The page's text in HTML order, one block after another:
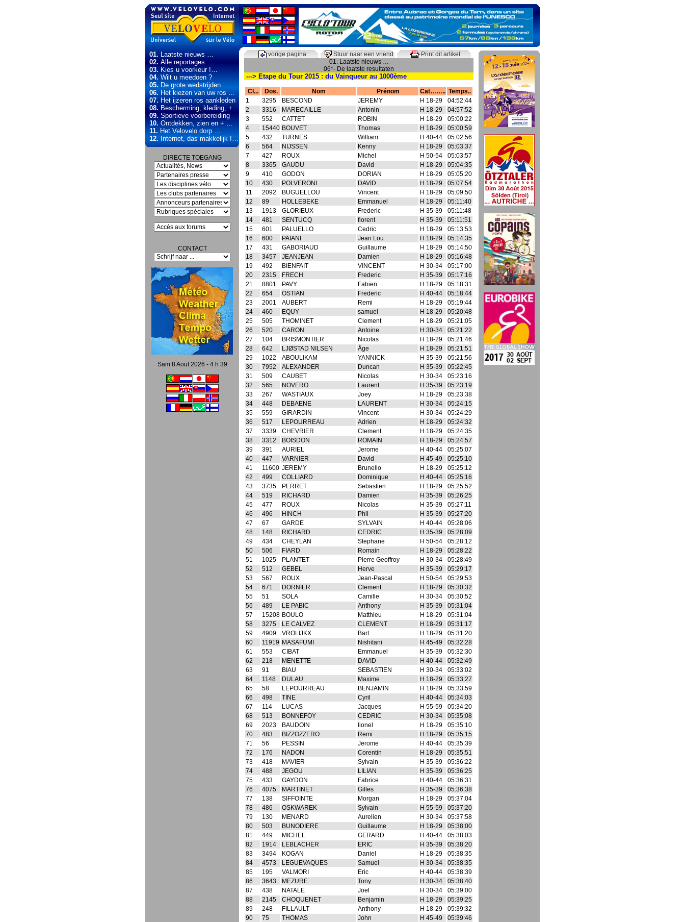
01.Laatste nieuws …
02.Alle reportages …
03.Kies u voorkeur !…
04.Wilt u meedoen ?
05.De grote wedstrijden …
06.Het kiezen van uw ros …
07.Het ijzeren ros aankleden
08.Bescherming, kleding, +
09.Sportieve voorbereiding
10.Ontdekken, zien en + …
11.Het Velovelo dorp …
12.Internet, das makkelijk !…
DIRECTE TOEGANG
CONTACT
Sam 8 Aout 2026 - 4 h 39
vorige pagina Stuur naar een vriend
Print dit artikel
01. Laatste nieuws …
06*- De laatste resultaten
---> Etape du Tour 2015 : du Vainqueur au 1000ème
Cl... Dos. Nom Prénom Cat…….. Temps..
1
3295 BESCOND JEREMY H 18-29
04:52:44
2
3316 MARECAILLE Antonin H 18-29
04:57:52
3
552 CATTET ROBIN H 18-29
05:00:22
4
15440 BOUVET Thomas H 18-29
05:00:59
5
432 TURNES William H 40-44
05:02:56
6
564 NIJSSEN Kenny H 18-29
05:03:37
7
427 ROUX Michel H 50-54
05:03:57
8
3365 GAUDU David H 18-29
05:04:35
9
410 GODON DORIAN H 18-29
05:05:20
10
430 POLVERONI DAVID H 18-29
05:07:54
11
2092 BUGUELLOU Vincent H 18-29
05:09:50
12
89 HOLLEBEKE Emmanuel H 18-29
05:11:40
13
1913 GLORIEUX Frederic H 35-39
05:11:48
14
481 SENTUCQ florent H 35-39
05:11:51
15
601 PALUELLO Cedric H 18-29
05:13:53
16
600 PAIANI Jean Lou H 18-29
05:14:35
17
431 GABORIAUD Guillaume H 18-29
05:14:50
18
3457 JEANJEAN Damien H 18-29
05:16:48
19
492 BIENFAIT VINCENT H 30-34
05:17:00
20
2315 FRECH Frederic H 35-39
05:17:16
21
8801 PAVY Fabien H 18-29
05:18:31
22
654 OSTIAN Frederic H 40-44
05:18:44
23
2001 AUBERT Remi H 18-29
05:19:44
24
460 EQUY samuel H 18-29
05:20:48
25
505 THOMINET Clement H 18-29
05:21:05
26
520 CARON Antoine H 30-34
05:21:22
27
104 BRISMONTIER Nicolas H 18-29
05:21:46
28
642 LJØSTAD NILSEN Åge H 18-29
05:21:51
29
1022 ABOULIKAM YANNICK H 35-39
05:21:56
30
7952 ALEXANDER Duncan H 35-39
05:22:45
31
509 CAUBET Nicolas H 30-34
05:23:16
32
565 NOVERO Laurent H 35-39
05:23:19
33
267 WASTIAUX Joey H 18-29
05:23:38
34
448 DEBAENE LAURENT H 30-34
05:24:15
35
559 GIRARDIN Vincent H 30-34
05:24:29
36
517 LEPOURREAU Adrien H 18-29
05:24:32
37
3339 CHEVRIER Clement H 18-29
05:24:35
38
3312 BOISDON ROMAIN H 18-29
05:24:57
39
391 AURIEL Jerome H 40-44
05:25:07
40
447 VARNIER David H 45-49
05:25:10
41
11600 JEREMY Brunello H 18-29
05:25:12
42
499 COLLIARD Dominique H 40-44
05:25:16
43
3735 PERRET Sebastien H 18-29
05:25:52
44
519 RICHARD Damien H 35-39
05:26:25
45
477 ROUX Nicolas H 35-39
05:27:11
46
496 HINCH Phil H 35-39
05:27:20
47
67 GARDE SYLVAIN H 40-44
05:28:06
48
148 RICHARD CEDRIC H 35-39
05:28:09
49
434 CHEYLAN Stephane H 50-54
05:28:12
50
506 FIARD Romain H 18-29
05:28:22
51
1025 PLANTET Pierre Geoffroy H 30-34
05:28:49
52
512 GEBEL Herve H 35-39
05:29:17
53
567 ROUX Jean-Pascal H 50-54
05:29:53
54
671 DORNIER Clement H 18-29
05:30:32
55
51 SOLA Camille H 30-34
05:30:52
56
489 LE PABIC Anthony H 35-39
05:31:04
57
15208 BOULO Matthieu H 18-29
05:31:04
58
3275 LE CALVEZ CLEMENT H 18-29
05:31:17
59
4909 VROLIJKX Bart H 18-29
05:31:20
60
11919 MASAFUMI Nishitani H 45-49
05:32:28
61
553 CIBAT Emmanuel H 35-39
05:32:30
62
218 MENETTE DAVID H 40-44
05:32:49
63
91 BIAU SEBASTIEN H 30-34
05:33:02
64
1148 DULAU Maxime H 18-29
05:33:27
65
58 LEPOURREAU BENJAMIN H 18-29
05:33:59
66
498 TINE Cyril H 40-44
05:34:03
67
114 LUCAS Jacques H 55-59
05:34:20
68
513 BONNEFOY CEDRIC H 30-34
05:35:08
69
2023 BAUDOIN lionel H 18-29
05:35:10
70
483 BIZZOZZERO Remi H 18-29
05:35:15
71
56 PESSIN Jerome H 40-44
05:35:39
72
176 NADON Corentin H 18-29
05:35:51
73
418 MAVIER Sylvain H 35-39
05:36:22
74
488 JEGOU LILIAN H 35-39
05:36:25
75
433 GAYDON Fabrice H 40-44
05:36:31
76
4075 MARTINET Gilles H 35-39
05:36:38
77
138 SIFFOINTE Morgan H 18-29
05:37:04
78
486 OSKWAREK Sylvain H 55-59
05:37:20
79
130 MENARD Aurelien H 30-34
05:37:58
80
503 BUNODIERE Guillaume H 18-29
05:38:00
81
449 MICHEL GERARD H 40-44
05:38:03
82
1914 LEBLACHER ERIC H 35-39
05:38:20
83
3494 KOGAN Daniel H 18-29
05:38:35
84
4573 LEGUEVAQUES Samuel H 30-34
05:38:35
85
195 VALMORI Eric H 40-44
05:38:39
86
3643 MEZURE Tony H 30-34
05:38:40
87
438 NATALE Joel H 30-34
05:39:00
88
2145 CHOQUENET Benjamin H 18-29
05:39:25
89
248 FILLAULT Anthony H 18-29
05:39:32
90
75 THOMAS John H 45-49
05:39:46